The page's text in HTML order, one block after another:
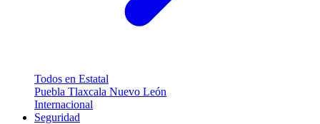
Todos en Estatal
Puebla Tlaxcala Nuevo León
Internacional
Seguridad